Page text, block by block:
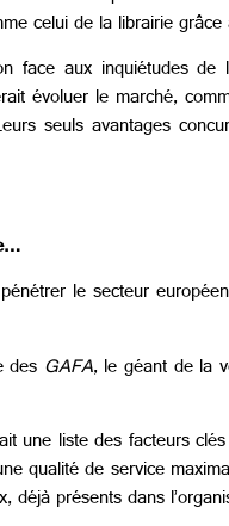
celui de la librairie
face aux inquiétudes
évoluer le marché,
seuls avantages
le secteur
des GAFA, le géant de la
une liste des facteurs
qualité de service
présents dans